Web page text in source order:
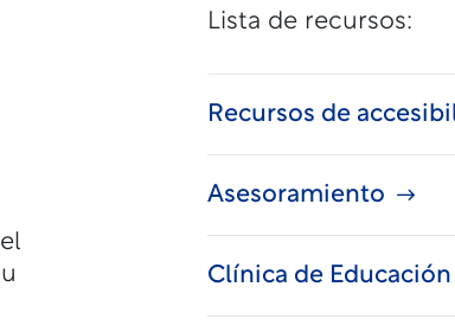
Lista de recursos:
Recursos de
Asesoramiento
Clínica de